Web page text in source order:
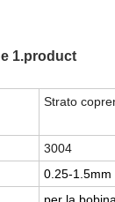
1.product
Strato
3004
0.25-1.5mm